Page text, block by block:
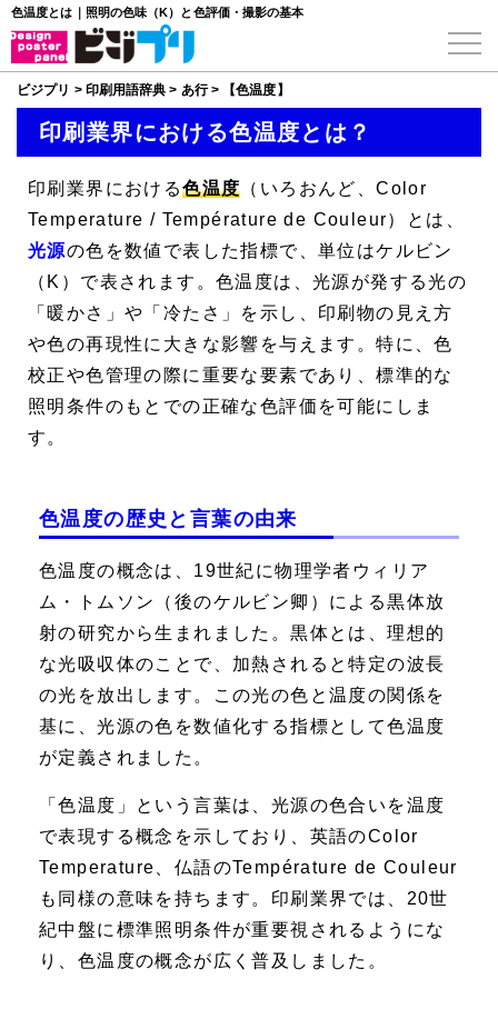
色温度とは｜照明の色味（K）と色評価・撮影の基本
ビジプリ > 印刷用語辞典 > あ行> 【色温度】
印刷業界における色温度とは？
印刷業界における色温度 （いろおんど、Color
Temperature / Température de Couleur）とは、
光源の色を数値で表した指標で、単位はケルビン
（K）で表されます。色温度は、光源が発する光の
「暖かさ」や「冷たさ」を示し、印刷物の見え方
や色の再現性に大きな影響を与えます。特に、色
校正や色管理の際に重要な要素であり、標準的な
照明条件のもとでの正確な色評価を可能にしま
す。
色温度の歴史と言葉の由来
色温度の概念は、19世紀に物理学者ウィリア
ム・トムソン（後のケルビン卿）による黒体放
射の研究から生まれました。黒体とは、理想的
な光吸収体のことで、加熱されると特定の波長
の光を放出します。この光の色と温度の関係を
基に、光源の色を数値化する指標として色温度
が定義されました。
「色温度」という言葉は、光源の色合いを温度
で表現する概念を示しており、英語のColor
Temperature 、仏語のTempérature de Couleur
も同様の意味を持ちます。印刷業界では、20世
紀中盤に標準照明条件が重要視されるようにな
り、色温度の概念が広く普及しました。